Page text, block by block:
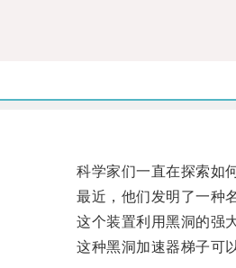
科学家们一直在探索如何
最近，他们发明了一种名
这个装置利用黑洞的强大
这种黑洞加速器梯子可以